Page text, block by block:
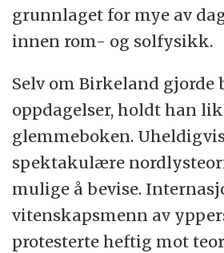
grunnlaget for mye av
innen rom- og solfysikk.
Selv om Birkeland gjorde
oppdagelser, holdt han
glemmeboken.
spektakulære
mulige å bevise.
vitenskapsmenn av
protesterte heftig mot